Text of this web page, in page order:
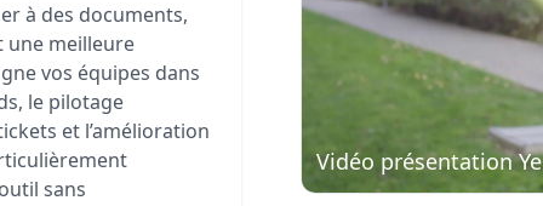
à des documents,
une meilleure
vos équipes dans
le pilotage
et l’amélioration
sans
Vidéo présentation